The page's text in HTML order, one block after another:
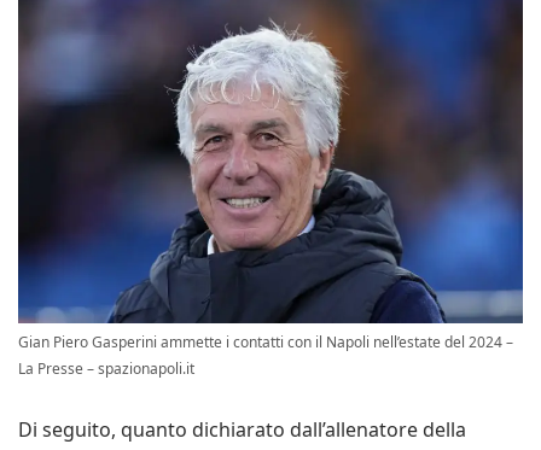
Gian Piero Gasperini ammette i contatti con il Napoli nell’estate del 2024 –
La Presse – spazionapoli.it
Di seguito, quanto dichiarato dall’allenatore della